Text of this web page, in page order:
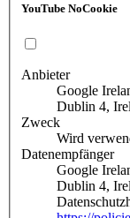
YouTube NoCookie
Anbieter
Google
Dublin 4,
Zweck
Wird
Datenempfänger
Google
Dublin 4,